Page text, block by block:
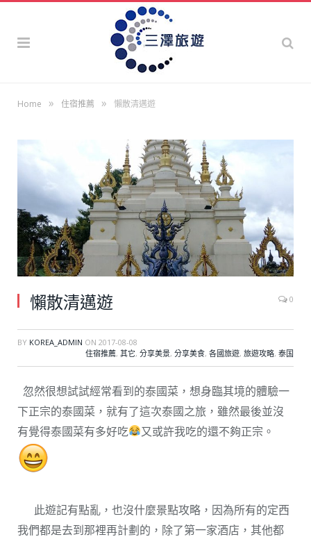
Home » 住宿推薦 » 懶散清邁遊
懶散清邁遊 0
BY KOREA_ADMIN ON 2017-08-08
住宿推薦, 其它, 分享美景, 分享美食, 各國旅遊, 旅遊攻略, 泰国
忽然很想試試經常看到的泰國菜，想身臨其境的體驗一
下正宗的泰國菜，就有了這次泰國之旅，雖然最後並沒
有覺得泰國菜有多好吃
又或許我吃的還不夠正宗。
此遊記有點亂，也沒什麼景點攻略，因為所有的定西
我們都是去到那裡再計劃的，除了第一家酒店，其他都